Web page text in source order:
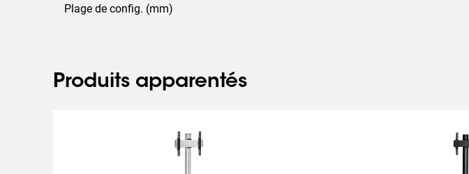
Plage de config. (mm)
Produits apparentés